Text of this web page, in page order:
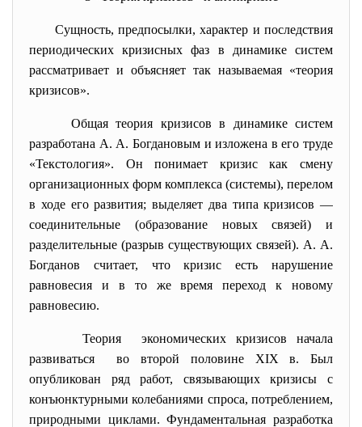
Сущность, предпосылки, характер и последствия
периодических кризисных фаз в динамике систем
рассматривает и объясняет так называемая «теория
кризисов».
Общая теория кризисов в динамике систем
разработана А. А. Богдановым и изложена в его труде
«Текстология». Он понимает кризис как смену
организационных форм комплекса (системы), перелом
в ходе его развития; выделяет два типа кризисов —
соединительные (образование новых связей) и
разделительные (разрыв существующих связей). А. А.
Богданов считает, что кризис есть нарушение
равновесия и в то же время переход к новому
равновесию.
Теория экономических кризисов начала
развиваться во второй половине XIX в. Был
опубликован ряд работ, связывающих кризисы с
конъюнктурными колебаниями спроса, потреблением,
природными циклами. Фундаментальная разработка